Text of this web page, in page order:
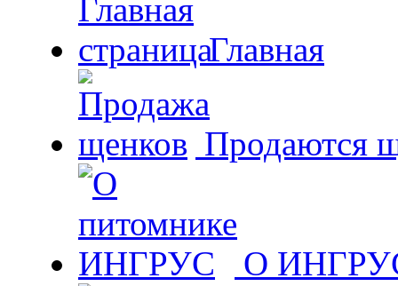
Главная
Продаются
О